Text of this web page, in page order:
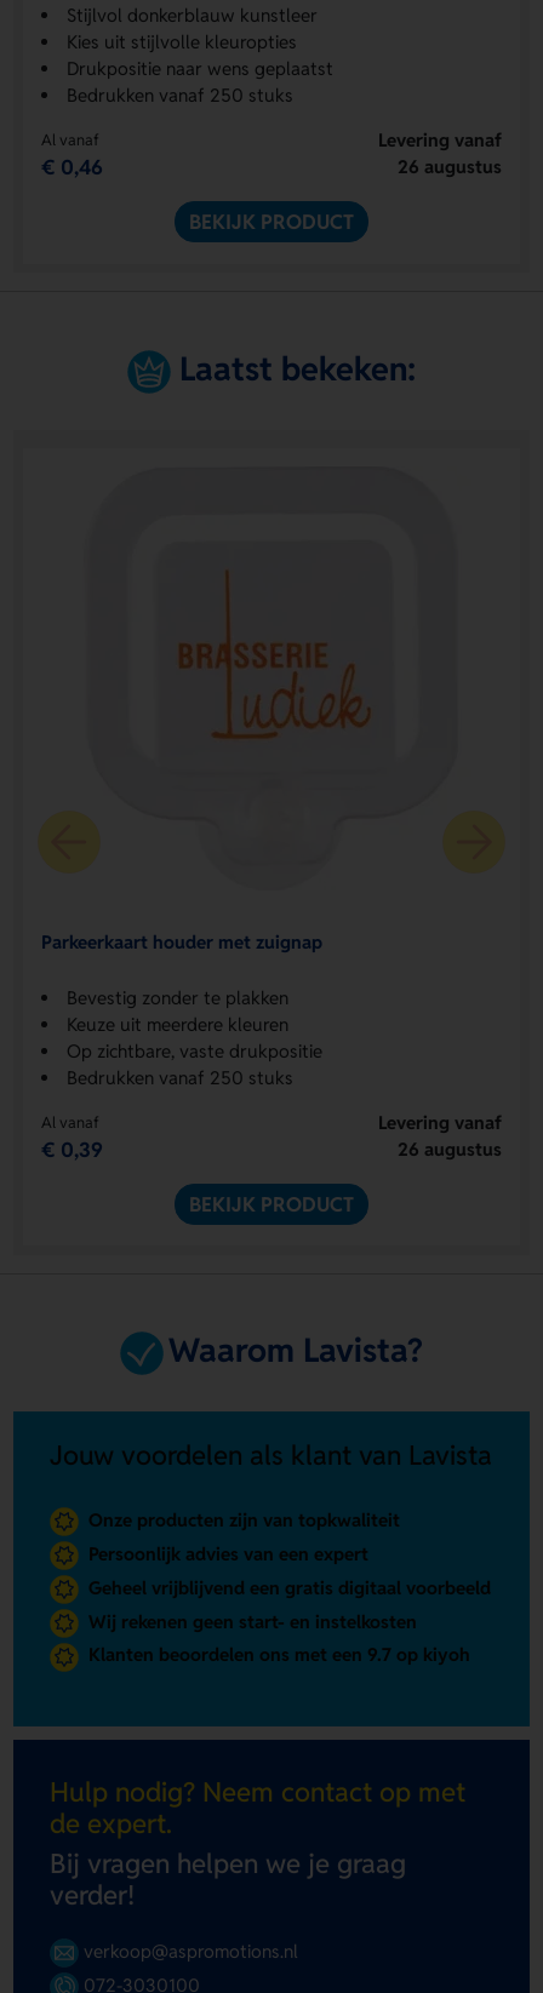
Stijlvol donkerblauw kunstleer
Kies uit stijlvolle kleuropties
Drukpositie naar wens geplaatst
Bedrukken vanaf 250 stuks
Al vanaf
€ 0,46
Levering vanaf
26 augustus
BEKIJK PRODUCT
Laatst bekeken:
Parkeerkaart houder met zuignap
Bevestig zonder te plakken
Keuze uit meerdere kleuren
Op zichtbare, vaste drukpositie
Bedrukken vanaf 250 stuks
Al vanaf
€ 0,39
Levering vanaf
26 augustus
BEKIJK PRODUCT
Waarom Lavista?
Jouw voordelen als klant van Lavista
Onze producten zijn van topkwaliteit
Persoonlijk advies van een expert
Geheel vrijblijvend een gratis digitaal voorbeeld
Wij rekenen geen start- en instelkosten
Klanten beoordelen ons met een 9.7 op kiyoh
Hulp nodig? Neem contact op met
de expert.
Bij vragen helpen we je graag
verder!
verkoop@aspromotions.nl
072-3030100